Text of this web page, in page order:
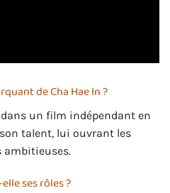
de Cha Hae In ?
un film indépendant en
talent, lui ouvrant les
ambitieuses.
ses rôles ?